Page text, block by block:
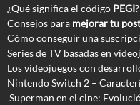
¿Qué significa el código PEGI?
Consejos para mejorar tu
Cómo conseguir una
Series de TV basadas en
Los videojuegos con
Nintendo Switch 2 –
Superman en el cine: